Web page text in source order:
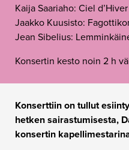
Kaija Saariaho: Ciel d’Hiver
Jaakko Kuusisto:
Jean Sibelius:
Konsertin kesto noin 2 h
Konserttiin on tullut
hetken sairastumisesta,
konsertin